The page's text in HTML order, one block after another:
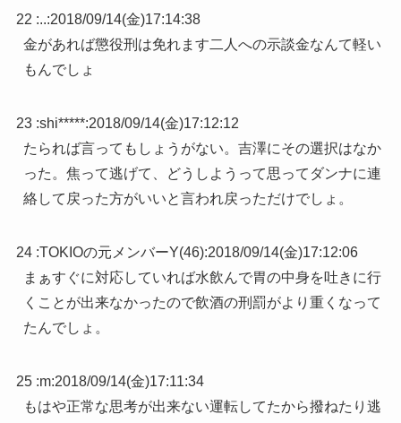
22 :..:2018/09/14(金)17:14:38
金があれば懲役刑は免れます二人への示談金なんて軽い
もんでしょ
23 :shi*****:2018/09/14(金)17:12:12
たられば言ってもしょうがない。吉澤にその選択はなか
った。焦って逃げて、どうしようって思ってダンナに連
絡して戻った方がいいと言われ戻っただけでしょ。
24 :TOKIOの元メンバーY(46):2018/09/14(金)17:12:06
まぁすぐに対応していれば水飲んで胃の中身を吐きに行
くことが出来なかったので飲酒の刑罰がより重くなって
たんでしょ。
25 :m:2018/09/14(金)17:11:34
もはや正常な思考が出来ない運転してたから撥ねたり逃